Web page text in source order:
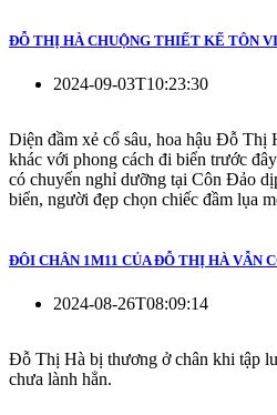
ĐỖ THỊ HÀ CHUỘNG THIẾT KẾ TÔN
2024-09-03T10:23:30
Diện đầm xẻ cổ sâu, hoa hậu Đỗ Thị
khác với phong cách đi biển trước
có chuyến nghỉ dưỡng tại Côn Đảo
biển, người đẹp chọn chiếc đầm lụa
ĐÔI CHÂN 1M11 CỦA ĐỖ THỊ HÀ VẪN
2024-08-26T08:09:14
Đỗ Thị Hà bị thương ở chân khi tập
chưa lành hẳn.